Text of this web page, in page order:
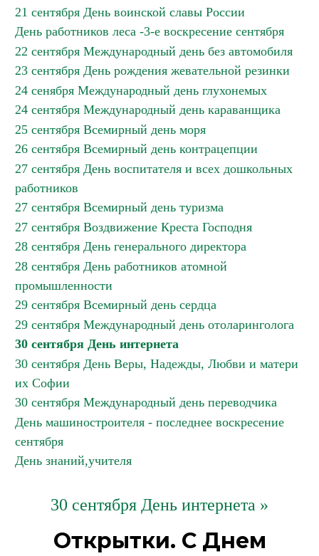
21 сентября День воинской славы России
День работников леса -3-е воскресение сентября
22 сентября Международный день без автомобиля
23 сентября День рождения жевательной резинки
24 сенября Международный день глухонемых
24 сентября Международный день караванщика
25 сентября Всемирный день моря
26 сентября Всемирный день контрацепции
27 сентября День воспитателя и всех дошкольных
работников
27 сентября Всемирный день туризма
27 сентября Воздвижение Креста Господня
28 сентября День генерального директора
28 сентября День работников атомной
промышленности
29 сентября Всемирный день сердца
29 сентября Международный день отоларинголога
30 сентября День интернета
30 сентября День Веры, Надежды, Любви и матери
их Софии
30 сентября Международный день переводчика
День машиностроителя - последнее воскресение
сентября
День знаний,учителя
30 сентября День интернета »
Открытки. С Днем